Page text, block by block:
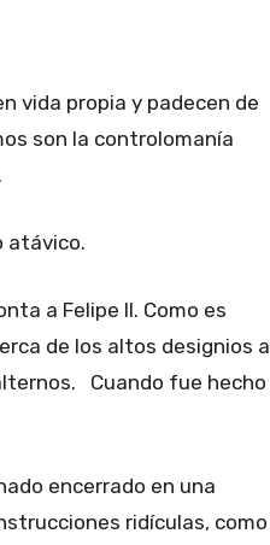
vida propia y padecen de
son la controlomanía
atávico.
a Felipe II. Como es
de los altos designios a
Cuando fue hecho
encerrado en una
ridículas, como